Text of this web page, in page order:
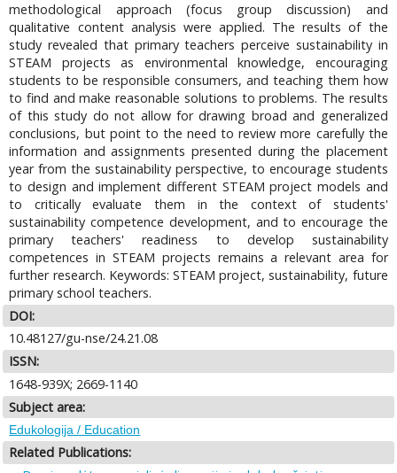
methodological approach (focus group discussion) and
qualitative content analysis were applied. The results of the
study revealed that primary teachers perceive sustainability in
STEAM projects as environmental knowledge, encouraging
students to be responsible consumers, and teaching them how
to find and make reasonable solutions to problems. The results
of this study do not allow for drawing broad and generalized
conclusions, but point to the need to review more carefully the
information and assignments presented during the placement
year from the sustainability perspective, to encourage students
to design and implement different STEAM project models and
to critically evaluate them in the context of students'
sustainability competence development, and to encourage the
primary teachers' readiness to develop sustainability
competences in STEAM projects remains a relevant area for
further research. Keywords: STEAM project, sustainability, future
primary school teachers.
DOI:
10.48127/gu-nse/24.21.08
ISSN:
1648-939X; 2669-1140
Subject area:
Edukologija / Education
Related Publications: